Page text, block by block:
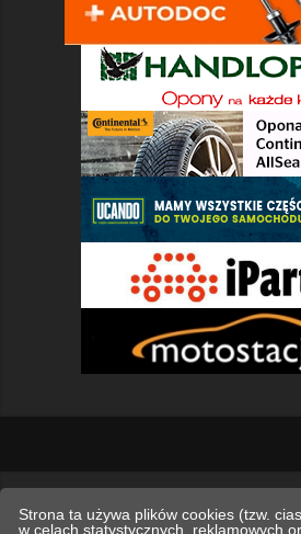
Strona ta używa plików cookies (tzw.
w celach statystycznych, reklamowych